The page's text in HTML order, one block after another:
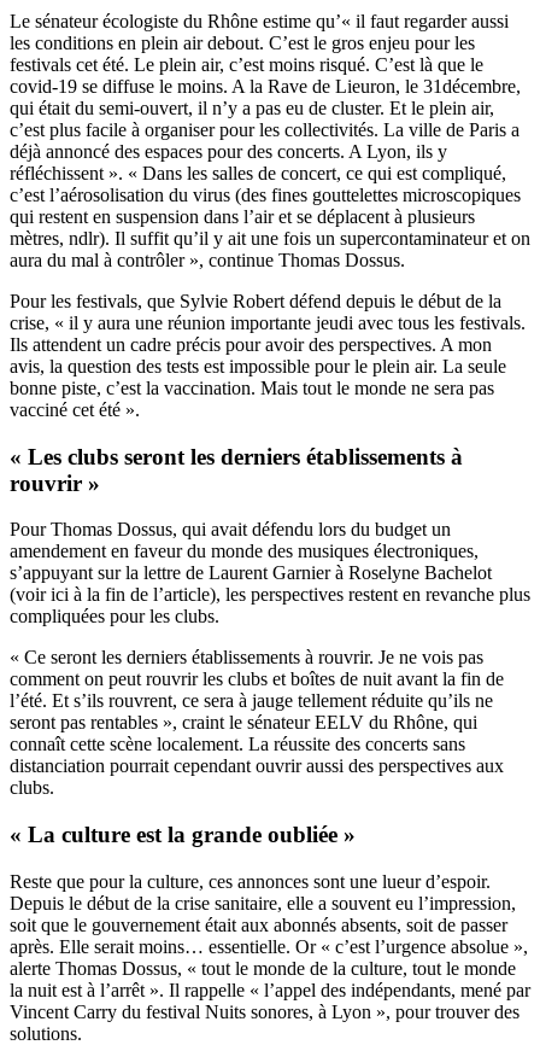
Le sénateur écologiste du Rhône estime qu’« il faut regarder aussi
les conditions en plein air debout. C’est le gros enjeu pour les
festivals cet été. Le plein air, c’est moins risqué. C’est là que le
covid-19 se diffuse le moins. A la Rave de Lieuron, le 31décembre,
qui était du semi-ouvert, il n’y a pas eu de cluster. Et le plein air,
c’est plus facile à organiser pour les collectivités. La ville de Paris a
déjà annoncé des espaces pour des concerts. A Lyon, ils y
réfléchissent ». « Dans les salles de concert, ce qui est compliqué,
c’est l’aérosolisation du virus (des fines gouttelettes microscopiques
qui restent en suspension dans l’air et se déplacent à plusieurs
mètres, ndlr). Il suffit qu’il y ait une fois un supercontaminateur et on
aura du mal à contrôler », continue Thomas Dossus.
Pour les festivals, que Sylvie Robert défend depuis le début de la
crise, « il y aura une réunion importante jeudi avec tous les festivals.
Ils attendent un cadre précis pour avoir des perspectives. A mon
avis, la question des tests est impossible pour le plein air. La seule
bonne piste, c’est la vaccination. Mais tout le monde ne sera pas
vacciné cet été ».
« Les clubs seront les derniers établissements à
rouvrir »
Pour Thomas Dossus, qui avait défendu lors du budget un
amendement en faveur du monde des musiques électroniques,
s’appuyant sur la lettre de Laurent Garnier à Roselyne Bachelot
(voir ici à la fin de l’article), les perspectives restent en revanche plus
compliquées pour les clubs.
« Ce seront les derniers établissements à rouvrir. Je ne vois pas
comment on peut rouvrir les clubs et boîtes de nuit avant la fin de
l’été. Et s’ils rouvrent, ce sera à jauge tellement réduite qu’ils ne
seront pas rentables », craint le sénateur EELV du Rhône, qui
connaît cette scène localement. La réussite des concerts sans
distanciation pourrait cependant ouvrir aussi des perspectives aux
clubs.
« La culture est la grande oubliée »
Reste que pour la culture, ces annonces sont une lueur d’espoir.
Depuis le début de la crise sanitaire, elle a souvent eu l’impression,
soit que le gouvernement était aux abonnés absents, soit de passer
après. Elle serait moins… essentielle. Or « c’est l’urgence absolue »,
alerte Thomas Dossus, « tout le monde de la culture, tout le monde
la nuit est à l’arrêt ». Il rappelle « l’appel des indépendants, mené par
Vincent Carry du festival Nuits sonores, à Lyon », pour trouver des
solutions.